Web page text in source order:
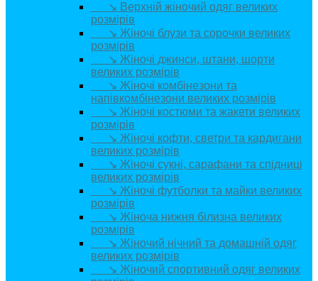
↘ Верхній жіночий одяг великих
розмірів
↘ Жіночі блузи та сорочки великих
розмірів
↘ Жіночі джинси, штани, шорти
великих розмірів
↘ Жіночі комбінезони та
напівкомбінезони великих розмірів
↘ Жіночі костюми та жакети великих
розмірів
↘ Жіночі кофти, светри та кардигани
великих розмірів
↘ Жіночі сукні, сарафани та спідниці
великих розмірів
↘ Жіночі футболки та майки великих
розмірів
↘ Жіноча нижня білизна великих
розмірів
↘ Жіночий нічний та домашній одяг
великих розмірів
↘ Жіночий спортивний одяг великих